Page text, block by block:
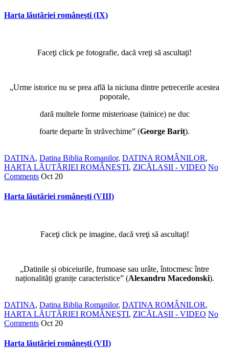
Harta lăutăriei româneşti (IX)
Faceţi click pe fotografie, dacă vreţi să ascultaţi!
„Urme istorice nu se prea află la niciuna dintre petrecerile acestea
poporale,
dară multele forme misterioase (tainice) ne duc
foarte departe în străvechime” (George Bariț).
DATINA, Datina Biblia Romanilor, DATINA ROMÂNILOR,
HARTA LĂUTĂRIEI ROMÂNEŞTI, ZICĂLAŞII - VIDEO No
Comments Oct 20
Harta lăutăriei româneşti (VIII)
Faceţi click pe imagine, dacă vreţi să ascultaţi!
„Datinile și obiceiurile, frumoase sau urâte, întocmesc între
naționalități granițe caracteristice” (Alexandru Macedonski).
DATINA, Datina Biblia Romanilor, DATINA ROMÂNILOR,
HARTA LĂUTĂRIEI ROMÂNEŞTI, ZICĂLAŞII - VIDEO No
Comments Oct 20
Harta lăutăriei româneşti (VII)